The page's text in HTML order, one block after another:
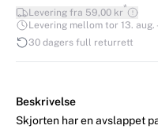
Levering fra 59,00 kr*
Levering mellom tor 13. aug.
30 dagers full returrett
Beskrivelse
Skjorten har en avslappet